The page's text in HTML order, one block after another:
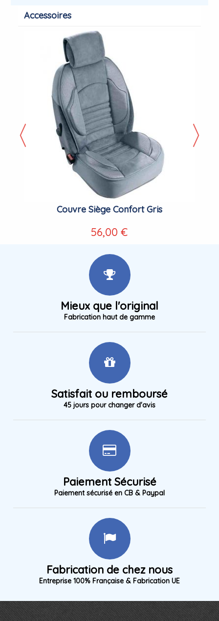
Accessoires
Couvre Siège Confort Gris
56,00 €
Mieux que l'original
Fabrication haut de gamme
Satisfait ou remboursé
45 jours pour changer d'avis
Paiement Sécurisé
Paiement sécurisé en CB & Paypal
Fabrication de chez nous
Entreprise 100% Française & Fabrication UE